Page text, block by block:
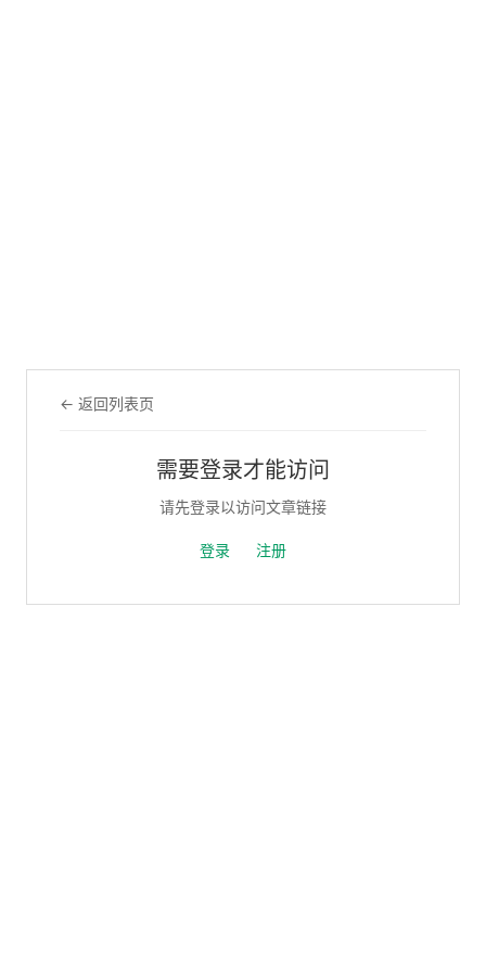
← 返回列表页
需要登录才能访问
请先登录以访问文章链接
登录 注册